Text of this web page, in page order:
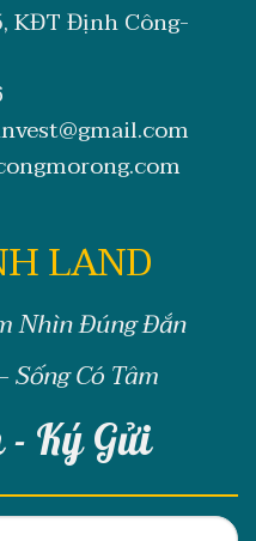
KĐT Định Công-
LAND
Nhìn Đúng Đắn
Có Tâm
- Ký Gửi